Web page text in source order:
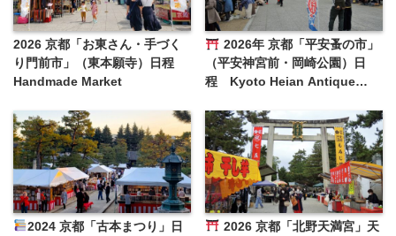
2026 京都「お東さん・手づく
り門前市」（東本願寺）日程
Handmade Market
2026年 京都「平安蚤の市」
（平安神宮前・岡崎公園）日
程 Kyoto Heian Antique
2024 京都「古本まつり」日
2026 京都「北野天満宮」天